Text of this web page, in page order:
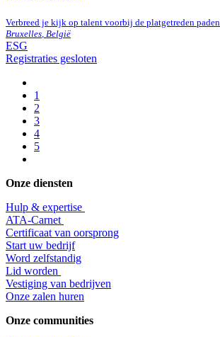
Verbreed je kijk op talent voorbij de platgetreden paden
Bruxelles België
ESG
Registraties gesloten
1
2
3
4
5
Onze diensten
Hulp & expertise
​ATA-Carnet
Certificaat van oorsprong
Start uw bedrijf
Word zelfstandig
Lid worden
​Vestiging van bedrijven
Onze zalen huren
Onze communities